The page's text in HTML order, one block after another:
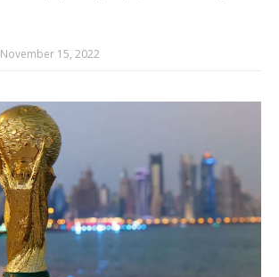
November 15, 2022